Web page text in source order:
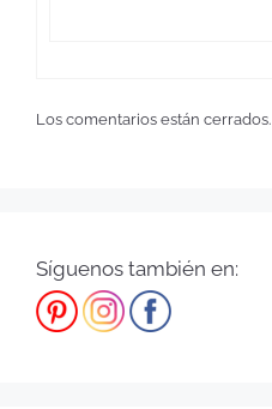
Los comentarios están cerrados.
Síguenos también en: